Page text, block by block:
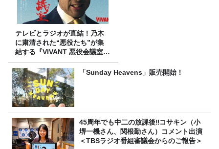
テレビとラジオが直結！乃木
に粛清された“悪役たち”が集
結する『VIVANT 悪役会議室』
7/26(日)23時スタート！
「Sunday Heavens」販売開始！
45周年でも中二の放課後‼コサキン（小
堺一機さん、関根勤さん）コメント出演
＜TBSラジオ番組審議会からのご報告＞